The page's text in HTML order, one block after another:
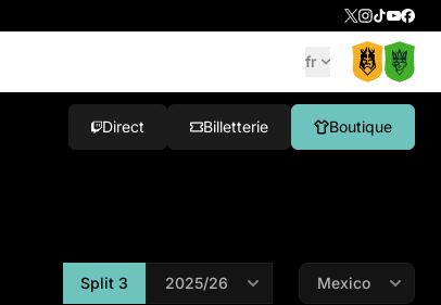
fr
Direct Billetterie Boutique
Split 3